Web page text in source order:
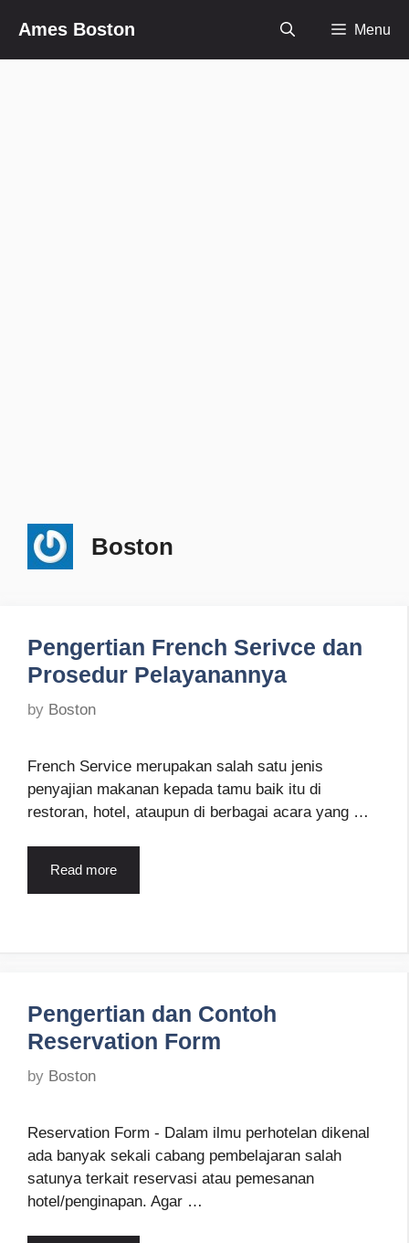
content
Ames Boston Menu
Boston
Pengertian French Serivce dan
Prosedur Pelayanannya
by Boston
French Service merupakan salah satu jenis
penyajian makanan kepada tamu baik itu di
restoran, hotel, ataupun di berbagai acara yang …
Read more
Pengertian dan Contoh
Reservation Form
by Boston
Reservation Form - Dalam ilmu perhotelan dikenal
ada banyak sekali cabang pembelajaran salah
satunya terkait reservasi atau pemesanan
hotel/penginapan. Agar …